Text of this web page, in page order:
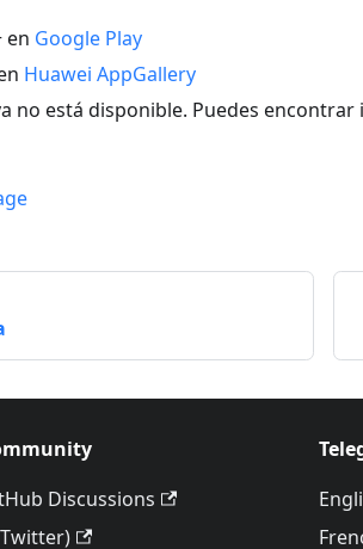
en Google Play
Huawei AppGallery
no está disponible. Puedes
Discussions